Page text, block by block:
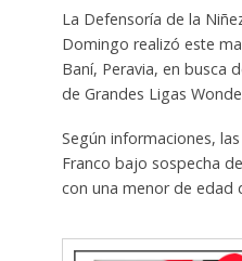
La Defensoría de la
Domingo realizó este
Baní, Peravia, en busca
de Grandes Ligas
Según informaciones,
Franco bajo sospecha
con una menor de edad